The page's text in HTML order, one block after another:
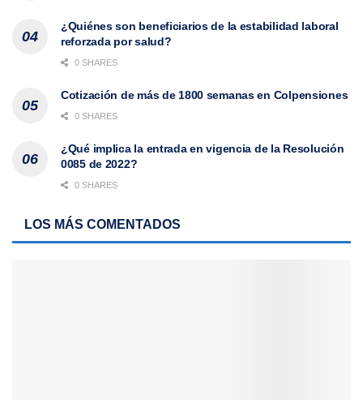
¿Quiénes son beneficiarios de la estabilidad laboral
reforzada por salud?
0 SHARES
Cotización de más de 1800 semanas en Colpensiones
0 SHARES
¿Qué implica la entrada en vigencia de la Resolución
0085 de 2022?
0 SHARES
LOS MÁS COMENTADOS